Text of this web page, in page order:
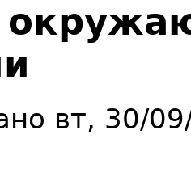
вт, 30/